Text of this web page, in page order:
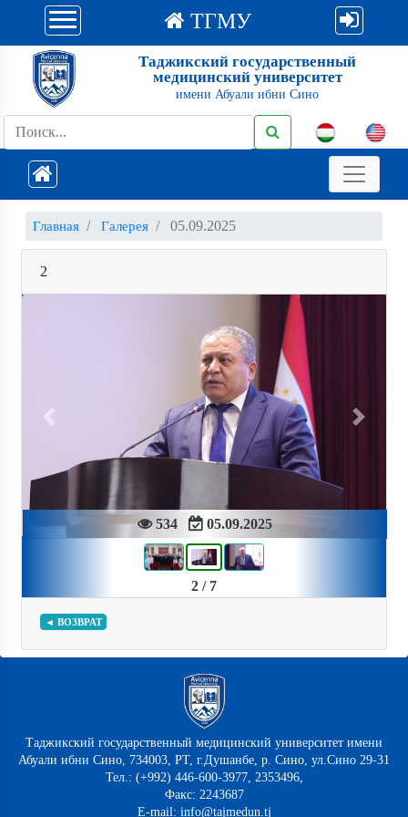
ТГМУ
Таджикский государственный
медицинский университет
имени Абуали ибни Сино
Главная Галерея 05.09.2025
2
534 05.09.2025
Previous Next
2 / 7
◄ ВОЗВРАТ
Таджикский государственный медицинский университет имени
Абуали ибни Сино, 734003, РТ, г.Душанбе, р. Сино, ул.Сино 29-31
Тел.: (+992) 446-600-3977, 2353496,
Факс: 2243687
E-mail: info@tajmedun.tj